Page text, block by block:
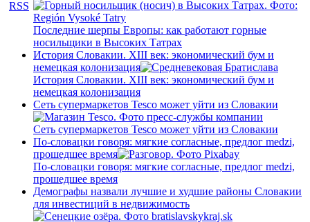
Последние шерпы Европы: как работают горные
носильщики в Высоких Татрах
История Словакии. XIII век: экономический бум и
немецкая колонизация
История Словакии. XIII век: экономический бум и
немецкая колонизация
Сеть супермаркетов Tesco может уйти из Словакии
Сеть супермаркетов Tesco может уйти из Словакии
По-словацки говоря: мягкие согласные, предлог medzi,
прошедшее время
По-словацки говоря: мягкие согласные, предлог medzi,
прошедшее время
Демографы назвали лучшие и худшие районы Словакии
для инвестиций в недвижимость